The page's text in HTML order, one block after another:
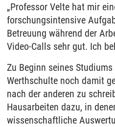
„Professor Velte hat mir
forschungsintensive
Betreuung während der
Video-Calls sehr gut. Ich
Zu Beginn seines
Werthschulte noch damit
nach der anderen zu
Hausarbeiten dazu, in
wissenschaftliche